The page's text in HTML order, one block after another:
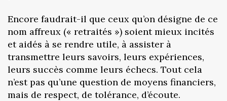
Encore faudrait-il que ceux qu’on désigne de ce
nom affreux (« retraités ») soient mieux incités
et aidés à se rendre utile, à assister à
transmettre leurs savoirs, leurs expériences,
leurs succès comme leurs échecs. Tout cela
n’est pas qu’une question de moyens financiers,
mais de respect, de tolérance, d’écoute.